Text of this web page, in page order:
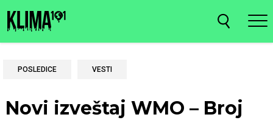
POSLEDICE VESTI
Novi izveštaj WMO – Broj